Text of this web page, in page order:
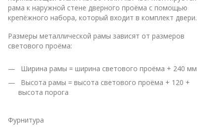
рама к наружной стене дверного проёма с помощью
крепёжного набора, который входит в комплект двери.
Размеры металлической рамы зависят от размеров
светового проёма:
Ширина рамы = ширина светового проёма + 240 мм
Высота рамы = высота светового проёма + 120 +
высота порога
Фурнитура